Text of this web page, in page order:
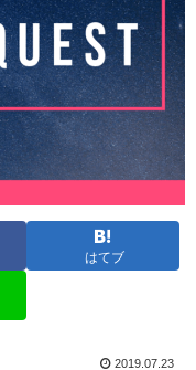
はてブ
2019.07.23